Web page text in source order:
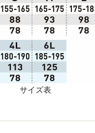
サイズ表